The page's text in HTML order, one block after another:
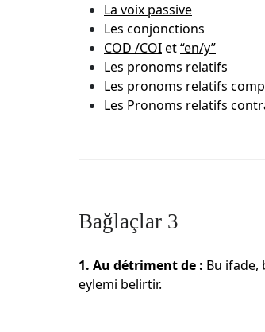
La voix passive
Les conjonctions
COD /COIet“en/y”
Les pronoms relatifs
Les pronoms relatifs
Les Pronoms relatifs
Bağlaçlar 3
1. Au détriment de : Bu ifade,
eylemi belirtir.